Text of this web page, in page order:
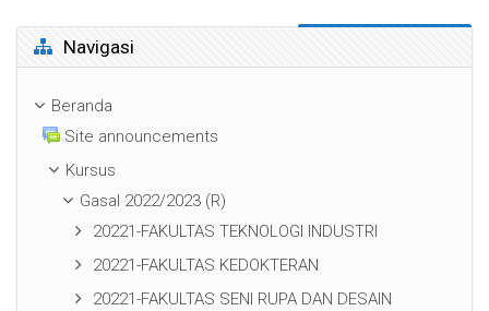
Abaikan Navigasi
Navigasi
Beranda
Site announcements
Kursus
Gasal 2022/2023 (R)
20221-FAKULTAS TEKNOLOGI INDUSTRI
20221-FAKULTAS KEDOKTERAN
20221-FAKULTAS SENI RUPA DAN DESAIN